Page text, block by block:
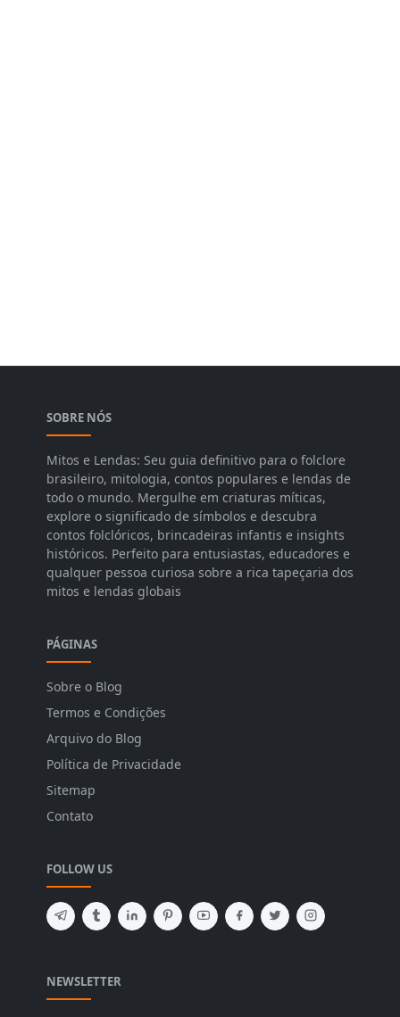
SOBRE NÓS
Mitos e Lendas: Seu guia definitivo para o folclore
brasileiro, mitologia, contos populares e lendas de
todo o mundo. Mergulhe em criaturas míticas,
explore o significado de símbolos e descubra
contos folclóricos, brincadeiras infantis e insights
históricos. Perfeito para entusiastas, educadores e
qualquer pessoa curiosa sobre a rica tapeçaria dos
mitos e lendas globais
PÁGINAS
Sobre o Blog
Termos e Condições
Arquivo do Blog
Política de Privacidade
Sitemap
Contato
FOLLOW US
NEWSLETTER